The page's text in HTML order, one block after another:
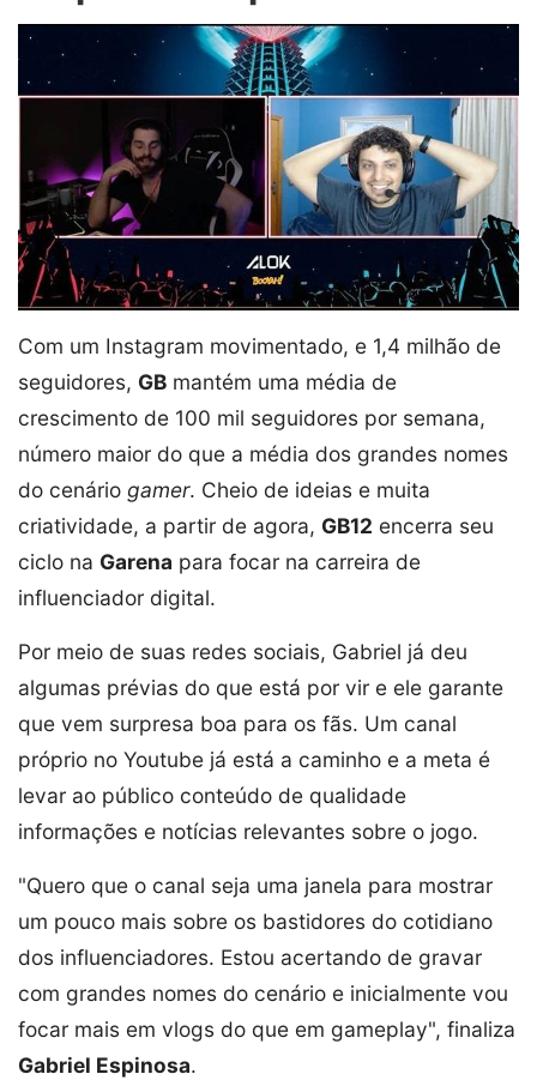
Com um Instagram movimentado, e 1,4 milhão de
seguidores, GB mantém uma média de
crescimento de 100 mil seguidores por semana,
número maior do que a média dos grandes nomes
do cenário gamer. Cheio de ideias e muita
criatividade, a partir de agora, GB12 encerra seu
ciclo na Garena para focar na carreira de
influenciador digital.
Por meio de suas redes sociais, Gabriel já deu
algumas prévias do que está por vir e ele garante
que vem surpresa boa para os fãs. Um canal
próprio no Youtube já está a caminho e a meta é
levar ao público conteúdo de qualidade
informações e notícias relevantes sobre o jogo.
"Quero que o canal seja uma janela para mostrar
um pouco mais sobre os bastidores do cotidiano
dos influenciadores. Estou acertando de gravar
com grandes nomes do cenário e inicialmente vou
focar mais em vlogs do que em gameplay", finaliza
Gabriel Espinosa.